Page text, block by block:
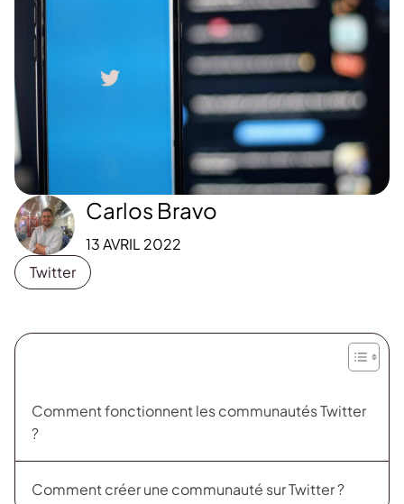
Carlos Bravo
13 AVRIL 2022
Twitter
Comment fonctionnent les communautés Twitter
?
Comment créer une communauté sur Twitter ?